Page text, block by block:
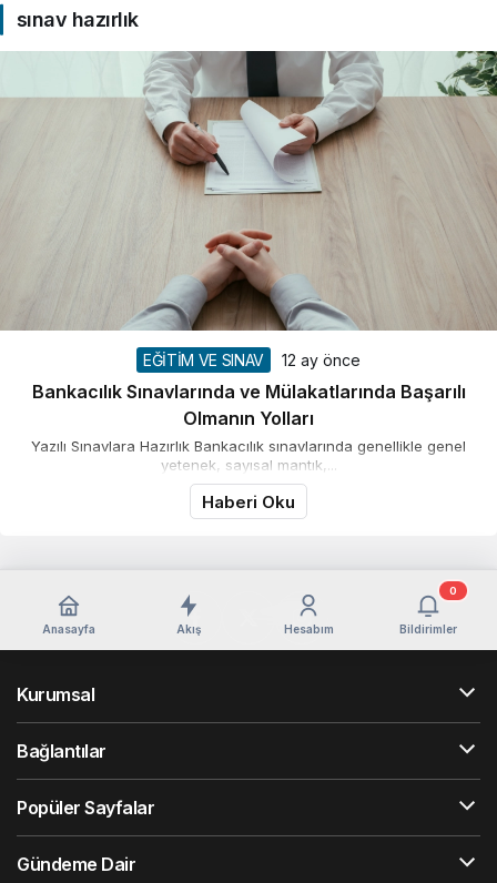
sınav hazırlık
EĞİTİM VE SINAV 12 ay önce
Bankacılık Sınavlarında ve Mülakatlarında Başarılı
Olmanın Yolları
Yazılı Sınavlara Hazırlık Bankacılık sınavlarında genellikle genel
yetenek, sayısal mantık,...
Haberi Oku
Anasayfa Akış Hesabım Bildirimler
0
Kurumsal
Bağlantılar
Popüler Sayfalar
Gündeme Dair